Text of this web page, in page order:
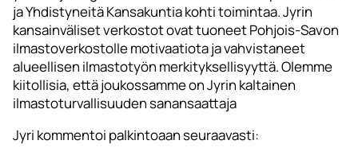
ja Yhdistyneitä Kansakuntia kohti toimintaa. Jyrin
kansainväliset verkostot ovat tuoneet Pohjois-Savon
ilmastoverkostolle motivaatiota ja vahvistaneet
alueellisen ilmastotyön merkityksellisyyttä. Olemme
kiitollisia, että joukossamme on Jyrin kaltainen
ilmastoturvallisuuden sanansaattaja
Jyri kommentoi palkintoaan seuraavasti: